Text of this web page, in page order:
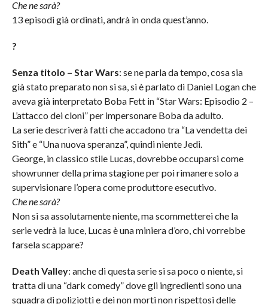
Che ne sarà?
13 episodi già ordinati, andrà in onda quest’anno.
?
Senza titolo – Star Wars: se ne parla da tempo, cosa sia
già stato preparato non si sa, si è parlato di Daniel Logan che
aveva già interpretato Boba Fett in “Star Wars: Episodio 2 –
L’attacco dei cloni” per impersonare Boba da adulto.
La serie descriverà fatti che accadono tra “La vendetta dei
Sith” e “Una nuova speranza”, quindi niente Jedi.
George, in classico stile Lucas, dovrebbe occuparsi come
showrunner della prima stagione per poi rimanere solo a
supervisionare l’opera come produttore esecutivo.
Che ne sarà?
Non si sa assolutamente niente, ma scommetterei che la
serie vedrà la luce, Lucas è una miniera d’oro, chi vorrebbe
farsela scappare?
Death Valley: anche di questa serie si sa poco o niente, si
tratta di una “dark comedy” dove gli ingredienti sono una
squadra di poliziotti e dei non morti non rispettosi delle